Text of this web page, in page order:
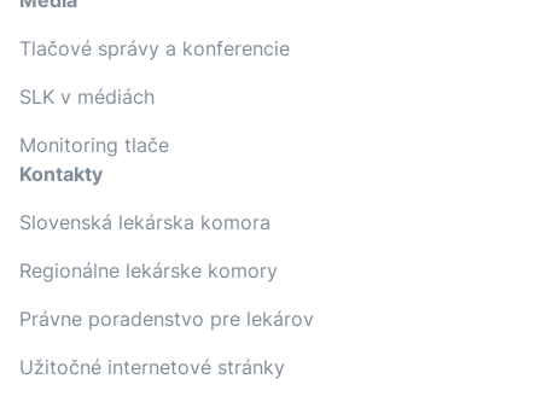
Tlačové správy a konferencie
SLK v médiách
Monitoring tlače
Kontakty
Slovenská lekárska komora
Regionálne lekárske komory
Právne poradenstvo pre lekárov
Užitočné internetové stránky